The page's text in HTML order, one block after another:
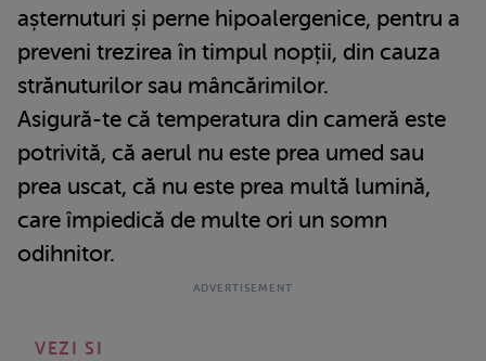
așternuturi și perne hipoalergenice, pentru a
preveni trezirea în timpul nopții, din cauza
strănuturilor sau mâncărimilor.
Asigură-te că temperatura din cameră este
potrivită, că aerul nu este prea umed sau
prea uscat, că nu este prea multă lumină,
care împiedică de multe ori un somn
odihnitor.
VEZI SI